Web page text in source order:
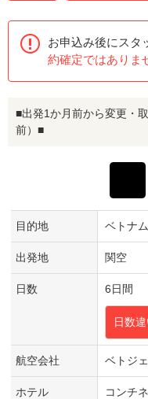
お申込み後にスタ
約確定ではありま
■出発1か月前から変更・
前）■
目的地 ベトナ
出発地 関空
日数 6日間
日数
航空会社 ベトジ
ホテル コンチ